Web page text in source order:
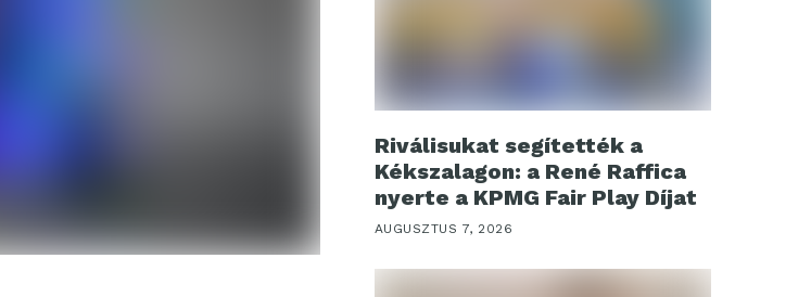
Riválisukat segítették a
Kékszalagon: a René Raffica
nyerte a KPMG Fair Play Díjat
AUGUSZTUS 7, 2026